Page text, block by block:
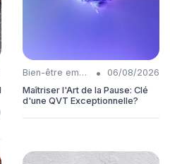
Bien-être employés •
06/08/2026
Maîtriser l'Art de la Pause: Clé
d'une QVT Exceptionnelle?